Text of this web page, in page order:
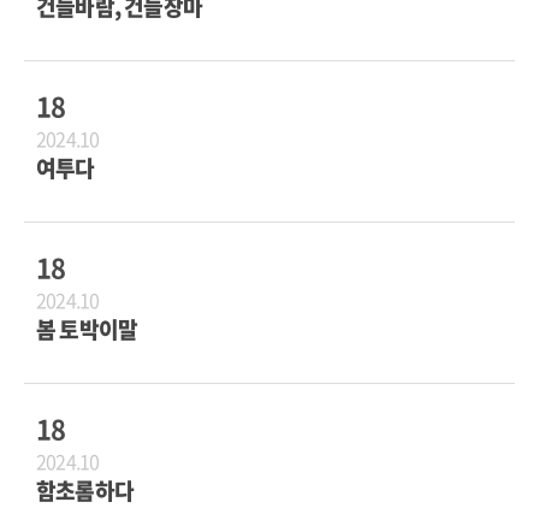
건들바람, 건들장마
18
2024.10
여투다
18
2024.10
봄 토박이말
18
2024.10
함초롬하다